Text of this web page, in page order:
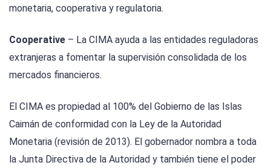
monetaria, cooperativa y regulatoria.
Cooperative – La CIMA ayuda a las entidades reguladoras
extranjeras a fomentar la supervisión consolidada de los
mercados financieros.
El CIMA es propiedad al 100% del Gobierno de las Islas
Caimán de conformidad con la Ley de la Autoridad
Monetaria (revisión de 2013). El gobernador nombra a toda
la Junta Directiva de la Autoridad y también tiene el poder